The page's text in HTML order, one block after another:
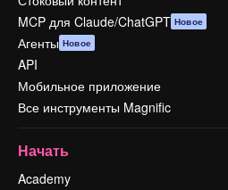
MCP для Claude/ChatGPT Новое
Агенты Новое
API
Мобильное приложение
Все инструменты Magnific
Начать
Academy